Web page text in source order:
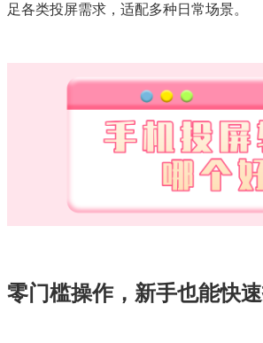
足各类投屏需求，适配多种日常场景。
零门槛操作，新手也能快